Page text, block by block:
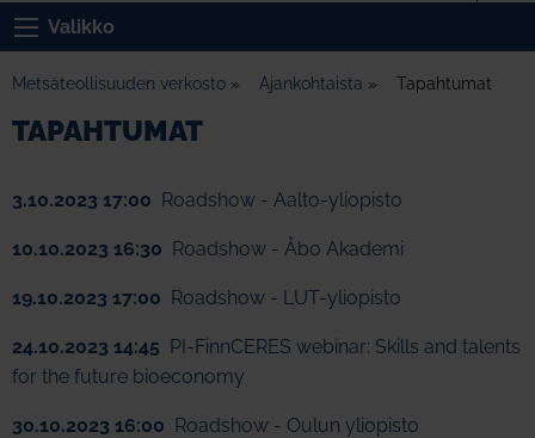
Valikko
Metsäteollisuuden verkosto » Ajankohtaista » Tapahtumat
TAPAHTUMAT
3.10.2023 17:00 Roadshow - Aalto-yliopisto
10.10.2023 16:30 Roadshow - Åbo Akademi
19.10.2023 17:00 Roadshow - LUT-yliopisto
24.10.2023 14:45 PI-FinnCERES webinar: Skills and talents
for the future bioeconomy
30.10.2023 16:00 Roadshow - Oulun yliopisto